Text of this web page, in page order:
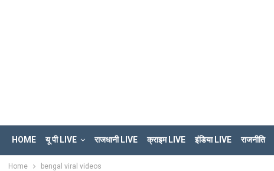
HOME यू पी LIVE राजधानी LIVE क्राइम LIVE इंडिया LIVE राजनीति
Home bengal viral videos